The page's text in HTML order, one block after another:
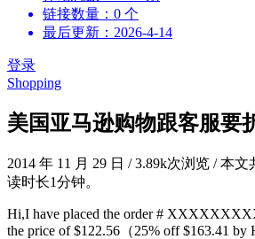
链接数量：0 个
最后更新：2026-4-14
登录
Shopping
美国亚马逊购物跟客服要
2014 年 11 月 29 日 /3.89k次浏览 /本文
读时长1分钟。
Hi,I have placed the order #
the price of $122.56（25% off $163.41